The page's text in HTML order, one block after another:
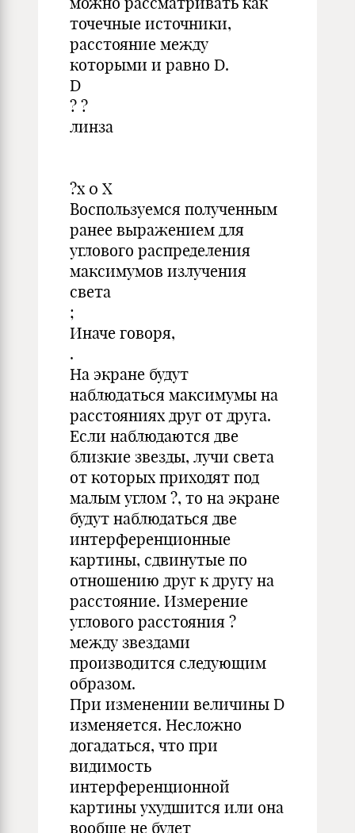
точечные источники,
расстояние между
которыми и равно D.
D
? ?
линза
?x 0 X
Воспользуемся полученным
ранее выражением для
углового распределения
максимумов излучения
света
;
Иначе говоря,
.
На экране будут
наблюдаться максимумы на
расстояниях друг от друга.
Если наблюдаются две
близкие звезды, лучи света
от которых приходят под
малым углом ?, то на экране
будут наблюдаться две
интерференционные
картины, сдвинутые по
отношению друг к другу на
расстояние. Измерение
углового расстояния ?
между звездами
производится следующим
образом.
При изменении величины D
изменяется. Несложно
догадаться, что при
видимость
интерференционной
картины ухудшится или она
вообще не будет